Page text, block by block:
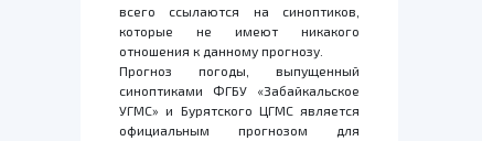
всего ссылаются на синоптиков,
которые не имеют никакого
отношения к данному прогнозу.
Прогноз погоды, выпущенный
синоптиками ФГБУ «Забайкальское
УГМС» и Бурятского ЦГМС является
официальным прогнозом для